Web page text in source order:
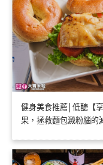
健身美食推薦│低醣【
果，拯救麵包澱粉腦的